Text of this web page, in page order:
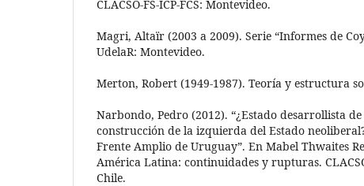
CLACSO-FS-ICP-FCS: Montevideo.
Magri, Altaïr (2003 a 2009). Serie “Informes de
UdelaR: Montevideo.
Merton, Robert (1949-1987). Teoría y estructura
Narbondo, Pedro (2012). “¿Estado desarrollista
construcción de la izquierda del Estado
Frente Amplio de Uruguay”. En Mabel Thwaites
América Latina: continuidades y rupturas.
Chile.